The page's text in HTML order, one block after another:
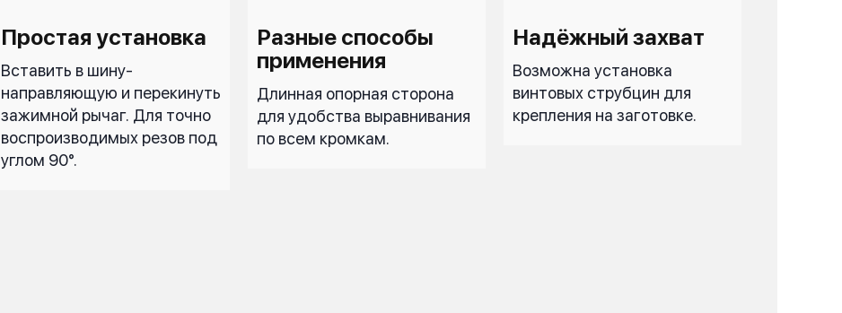
Простая установка
Вставить в шину-
направляющую и перекинуть
зажимной рычаг. Для точно
воспроизводимых резов под
углом 90°.
Разные способы
применения
Длинная опорная сторона
для удобства выравнивания
по всем кромкам.
Надёжный захват
Возможна установка
винтовых струбцин для
крепления на заготовке.